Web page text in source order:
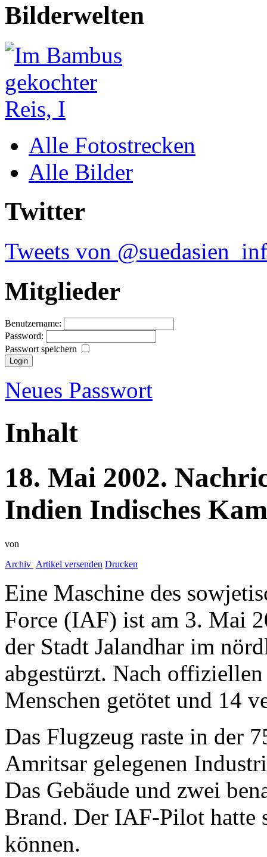
Bilderwelten
Alle Fotostrecken
Alle Bilder
Twitter
Tweets von
Mitglieder
Benutzername:
Password:
Passwort speichern
Neues Passwort
Inhalt
18. Mai 2002.
Indien Indisches
von
Archiv Artikel versenden Drucken
Eine Maschine des
Force (IAF) ist am 3. Mai
der Stadt Jalandhar im
abgestürzt. Nach
Menschen getötet und 14
Das Flugzeug raste in der
Amritsar gelegenen
Das Gebäude und zwei
Brand. Der IAF-Pilot hatte
können.